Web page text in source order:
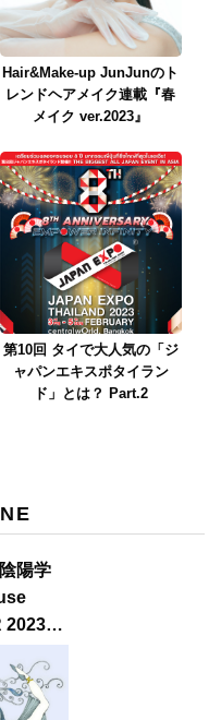
Hair&Make-up JunJunのト
レンドヘアメイク連載『春
メイク ver.2023』
第10回 タイで大人気の「ジ
ャパンエキスポタイラン
ド」とは？ Part.2
陽学
2023
】